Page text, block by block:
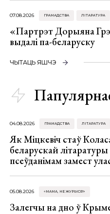
07.08.2026 ГРАМАДСТВА ЛІТАРАТУРА
«Партрэт Дорыяна
выдалі па-беларуску
ЧЫТАЦЬ ЯШЧЭ
04.08.2026 ГРАМАДСТВА ЛІТАРАТУРА
Як Міцкевіч стаў
беларускай
псеўданімам замест
05.08.2026 «МАМА, НЕ ЖУРЫСЯ!»
Залегчы на дно ў